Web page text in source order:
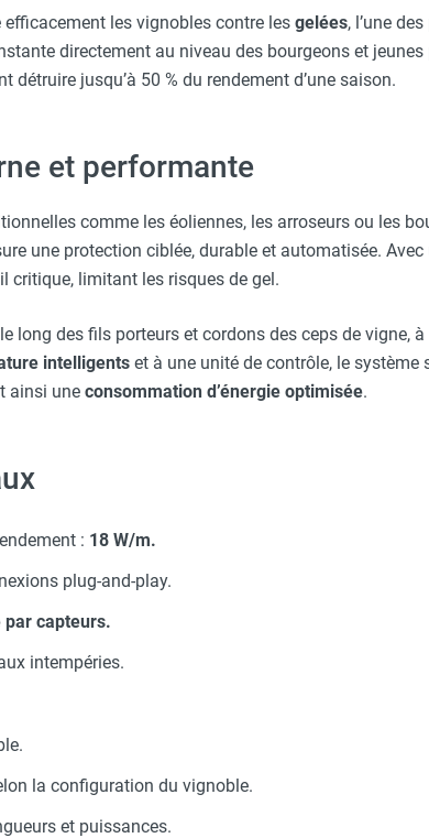
m - HEATCOM
chauffant - HEATCOM
22 kW - HEATCOM
XXL - HUSQVARNA
tête réglable - HUSQVARNA
S - HUSQVARNA
XL - HUSQVARNA
efficacement les vignobles contre les gelées, l’une
directement au niveau des bourgeons et
détruire jusqu’à 50 % du rendement d’une saison.
et performante
comme les éoliennes, les arroseurs ou les
une protection ciblée, durable et automatisée.
critique, limitant les risques de gel.
long des fils porteurs et cordons des ceps de vigne,
intelligents et à une unité de contrôle, le
ainsi une consommation d’énergie optimisée.
: 18 W/m.
plug-and-play.
capteurs.
intempéries.
la configuration du vignoble.
et puissances.